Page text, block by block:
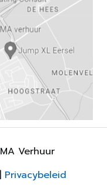
Verhuur
| Privacybeleid